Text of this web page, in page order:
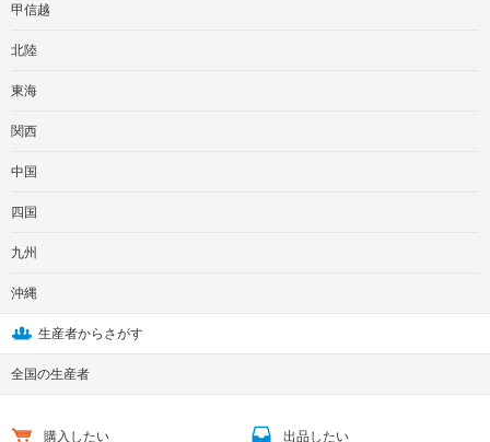
甲信越
北陸
東海
関西
中国
四国
九州
沖縄
生産者からさがす
全国の生産者
購入したい 出品したい